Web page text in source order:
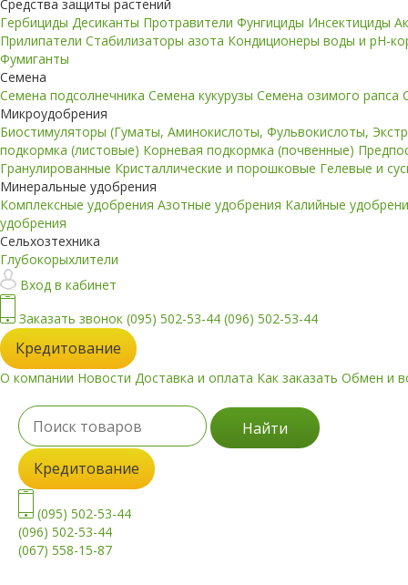
Средства защиты растений
Гербициды Десиканты Протравители Фунгициды Инсектициды
Прилипатели Стабилизаторы азота Кондиционеры воды и pH-
Фумиганты
Семена
Семена подсолнечника Семена кукурузы Семена озимого рапса
Микроудобрения
Биостимуляторы (Гуматы, Аминокислоты, Фульвокислоты,
подкормка (листовые) Корневая подкормка (почвенные)
Гранулированные Кристаллические и порошковые Гелевые и
Минеральные удобрения
Комплексные удобрения Азотные удобрения Калийные
удобрения
Сельхозтехника
Глубокорыхлители
Вход в кабинет
Заказать звонок (095) 502-53-44 (096) 502-53-44
Кредитование
О компании Новости Доставка и оплата Как заказать Обмен и
Найти
Кредитование
(095) 502-53-44
(096) 502-53-44
(067) 558-15-87